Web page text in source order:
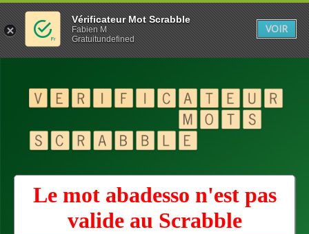
Le mot abadesso n'est pas
valide au Scrabble
Vérificateur Mot Scrabble
Fabien M
Gratuitundefined
VOIR